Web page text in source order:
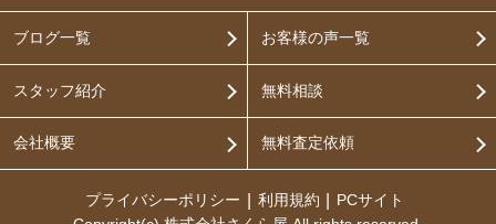
ブログ一覧
スタッフ紹介
会社概要
お客様の声一覧
無料相談
無料査定依頼
プライバシーポリシー 利用規約
PCサイト